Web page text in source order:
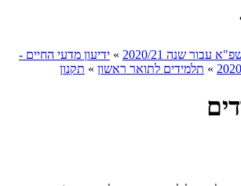
עבור שנה 2020/21 » ידיעון מדעי החיים -
» תלמידים לתואר ראשון » תקנון